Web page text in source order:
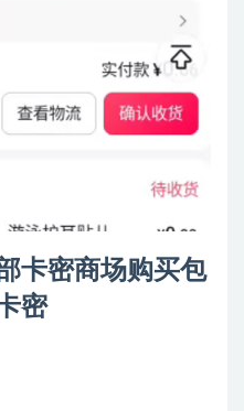
卡密商场购买包
密